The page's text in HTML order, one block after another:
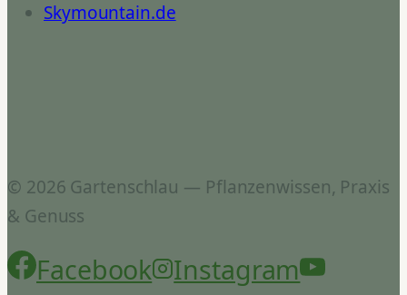
Skymountain.de
© 2026 Gartenschlau — Pflanzenwissen, Praxis
& Genuss
Facebook
Instagram